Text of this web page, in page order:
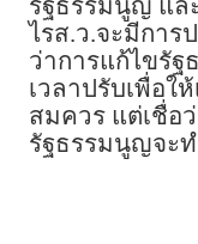
รัฐธรรมนูญ แล
ไรส.ว.จะมีการ
ว่าการแก้ไขรัฐ
เวลาปรับเพื่อใ
สมควร แต่เชื่อ
รัฐธรรมนูญจะท